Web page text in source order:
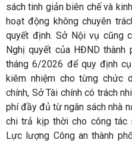
sách tinh giản biên chế và
hoạt động không chuyên
quyết định. Sở Nội vụ cũng
Nghị quyết của HĐND
tháng 6/2026 để quy định
kiêm nhiệm cho từng chức
chính, Sở Tài chính có trách
phí đầy đủ từ ngân sách nhà
chi trả kịp thời cho công tác
Lực lượng Công an thành